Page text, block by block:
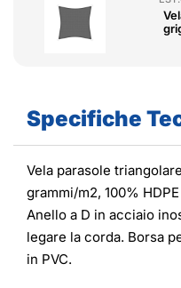
Specifiche
Vela parasole
grammi/m2, 100%
Anello a D in acciaio
legare la corda. Borsa
in PVC.